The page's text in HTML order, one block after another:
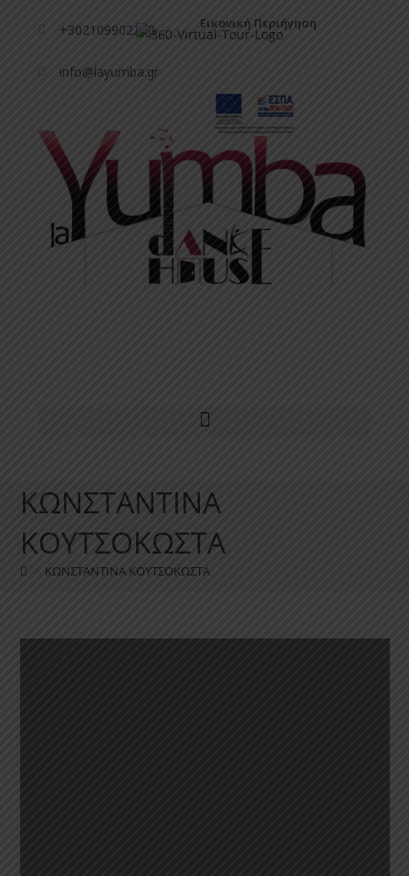
+302109902240 Εικονική Περιήγηση
info@layumba.gr
ΚΩΝΣΤΑΝΤΙΝΑ
ΚΟΥΤΣΟΚΩΣΤΑ
ΚΩΝΣΤΑΝΤΙΝΑ ΚΟΥΤΣΟΚΩΣΤΑ